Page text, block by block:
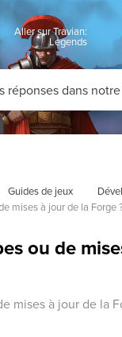
Aller sur Travian:
Legends
Guides de jeux
mises à jour de la Forge
ou de
mises à jour de la